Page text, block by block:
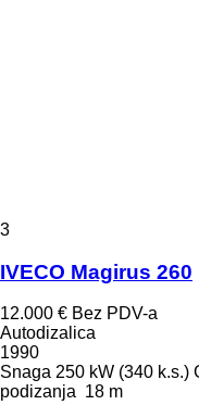
3
IVECO Magirus 260
12.000 € Bez PDV-a
Autodizalica
1990
Snaga 250 kW (340 k.s.)
podizanja 18 m